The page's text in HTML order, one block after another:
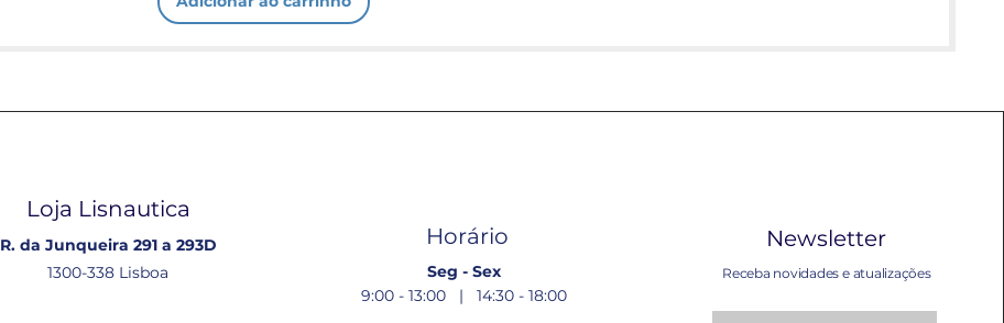
Loja Lisnautica
R. da Junqueira 291 a 293D
1300-338 Lisboa
Horário
Seg - Sex
9:00 - 13:00 | 14:30 - 18:00
Newsletter
Receba novidades e atualizações